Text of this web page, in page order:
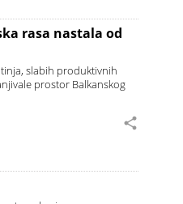
rasa nastala od
slabih produktivnih
prostor Balkanskog